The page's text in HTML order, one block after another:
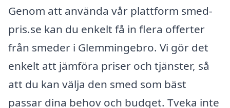
Genom att använda vår plattform smed-
pris.se kan du enkelt få in flera offerter
från smeder i Glemmingebro. Vi gör det
enkelt att jämföra priser och tjänster, så
att du kan välja den smed som bäst
passar dina behov och budget. Tveka inte